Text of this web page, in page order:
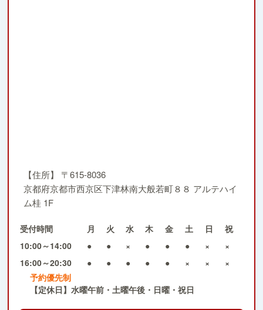
【住所】
〒615-8036
京都府京都市西京区下津林南大般若町８８ アルテハイ
ム桂 1F
受付時間 月 火 水 木 金 土 日
祝
10:00～14:00
● ● × ● ● ● ×
×
16:00～20:30
● ● ● ● ● × ×
×
予約優先制
【定休日】水曜午前・土曜午後・日曜・祝日